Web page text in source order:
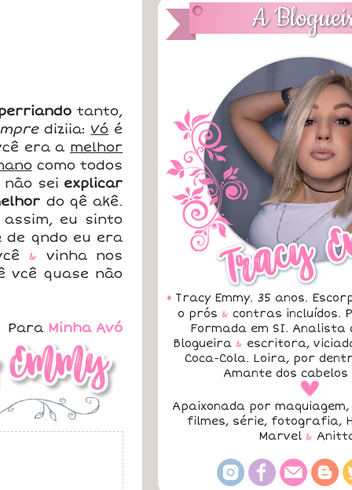
tanto,
diziia: Vó é
era a melhor
como todos
não sei explicar
do qê akê.
eu sinto
de qndo eu era
& vinha nos
vcê quase não
Para Minha Avó
A
• Tracy Emmy. 35 anos.
o prós & contras incluídos.
Formada em SI. Analista
Blogueira & escritora,
Coca-Cola. Loira, por
Amante dos
a
Apaixonada por maquiagem,
filmes, série, fotografia,
Marvel &